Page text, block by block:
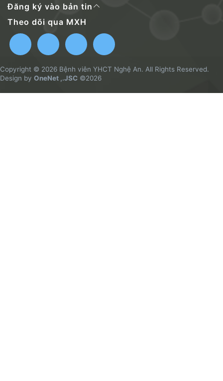
Đăng ký vào bản tin
Theo dõi qua MXH
Copyright © 2026 Bệnh viên YHCT Nghệ An. All Rights Reserved.
Design by OneNet ,.JSC ©2026